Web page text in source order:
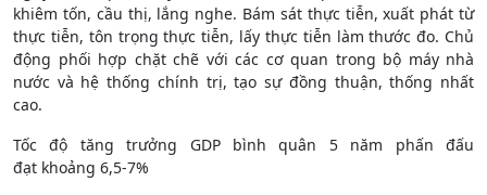
khiêm tốn, cầu thị, lắng nghe. Bám sát thực tiễn, xuất phát từ
thực tiễn, tôn trọng thực tiễn, lấy thực tiễn làm thước đo. Chủ
động phối hợp chặt chẽ với các cơ quan trong bộ máy nhà
nước và hệ thống chính trị, tạo sự đồng thuận, thống nhất
cao.
Tốc độ tăng trưởng GDP bình quân 5 năm phấn đấu
đạt khoảng 6,5-7%